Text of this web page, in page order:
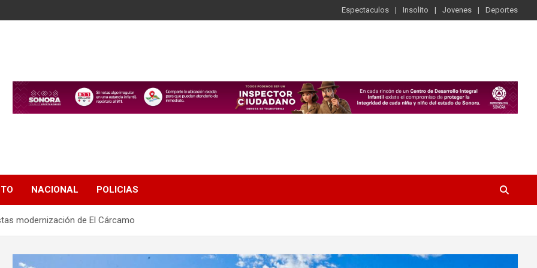
Espectaculos Insolito Jovenes Deportes
NACIONAL POLICIAS
modernización de El Cárcamo